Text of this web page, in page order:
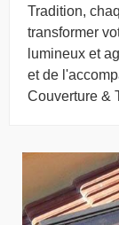
Tradition,
transformer
lumineux et
et de
Couverture &